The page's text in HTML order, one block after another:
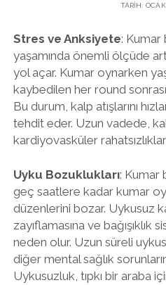
TARIH:
Stres ve Anksiyete: Kumar
yaşamında önemli ölçüde
yol açar. Kumar oynarken
kaybedilen her round
Bu durum, kalp atışlarını
tehdit eder. Uzun vadede,
kardiyovasküler
Uyku Bozuklukları: Kumar
geç saatlere kadar kumar
düzenlerini bozar. Uykusuz
zayıflamasına ve bağışıklık
neden olur. Uzun süreli
diğer mental sağlık
Uykusuzluk, tıpkı bir araba